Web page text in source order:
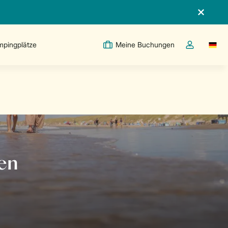
Meine Buchungen
Dropdown-